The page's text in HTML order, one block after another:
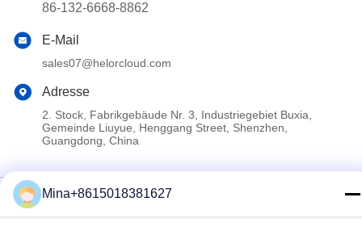
86-132-6668-8862
E-Mail
sales07@helorcloud.com
Adresse
2. Stock, Fabrikgebäude Nr. 3, Industriegebiet Buxia,
Gemeinde Liuyue, Henggang Street, Shenzhen,
Guangdong, China
Datenschutzrichtlinie
China Gute Qualität Mini -PC Lieferant. Copyright-© 2024-2026
Mina+8615018381627